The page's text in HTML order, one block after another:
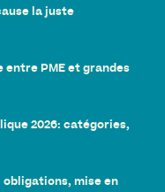
la juste
PME et grandes
2026: catégories,
mise en